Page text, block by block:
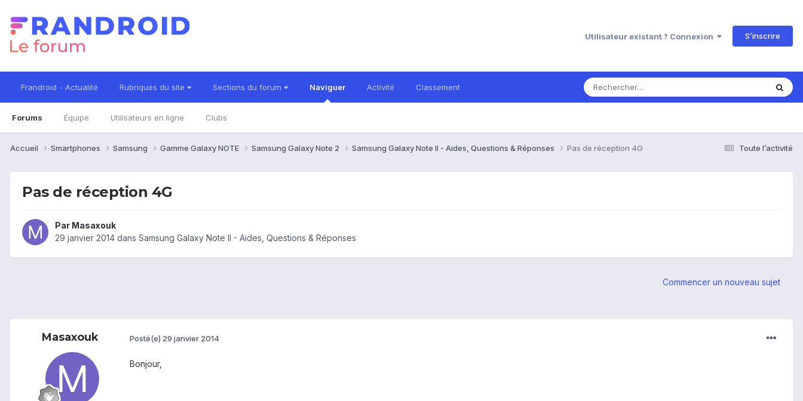
Utilisateur existant ? Connexion S’inscrire
Frandroid - Actualité Rubriques du site Sections du forum Naviguer
Forums Équipe Utilisateurs en ligne Clubs
Activité Classement
Toute l’activité
Accueil Smartphones Samsung Gamme Galaxy NOTE Samsung Galaxy Note 2 Samsung Galaxy Note II - Aides, Questions & Réponses Pas de réception 4G
Pas de réception 4G
Par Masaxouk
29 janvier 2014 dans Samsung Galaxy Note II - Aides, Questions & Réponses
Commencer un nouveau sujet
Masaxouk Posté(e) 29 janvier 2014
Bonjour,